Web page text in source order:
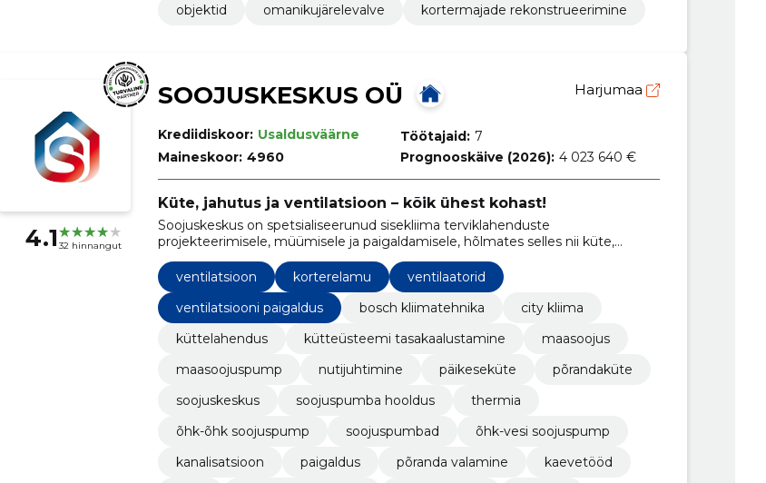
objektid
omanikujärelevalve kortermajade rekonstrueerimine
4.1 32 hinnangut
SOOJUSKESKUS OÜ Harjumaa
Krediidiskoor: Usaldusväärne
Maineskoor: 4960
Töötajaid: 7
Prognooskäive (2026): 4 023 640 €
Küte, jahutus ja ventilatsioon – kõik ühest kohast!
Soojuskeskus on spetsialiseerunud sisekliima terviklahenduste
projekteerimisele, müümisele ja paigaldamisele, hõlmates selles nii küte,
ventilatsioon
korterelamu
ventilaatorid
ventilatsiooni paigaldus
bosch kliimatehnika
city kliima
küttelahendus
kütteüsteemi tasakaalustamine
maasoojus
maasoojuspump
nutijuhtimine päikeseküte
põrandaküte
soojuskeskus
soojuspumba hooldus
thermia
õhk-õhk soojuspump
soojuspumbad
õhk-vesi soojuspump
kanalisatsioon
paigaldus põranda valamine
kaevetööd